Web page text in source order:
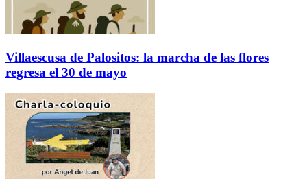
Villaescusa de Palositos: la marcha de las flores
regresa el 30 de mayo